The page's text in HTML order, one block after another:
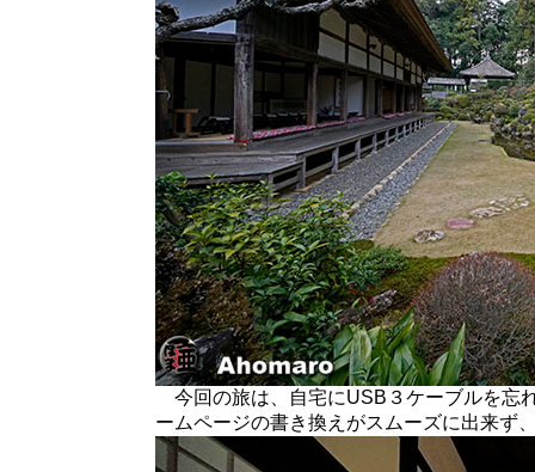
今回の旅は、自宅にUSB３ケーブルを忘
ームページの書き換えがスムーズに出来ず